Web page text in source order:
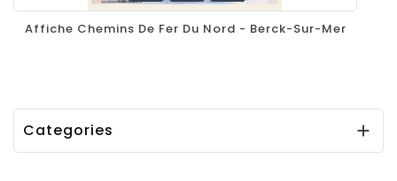
Affiche Chemins De Fer Du Nord - Berck-Sur-Mer
Categories 